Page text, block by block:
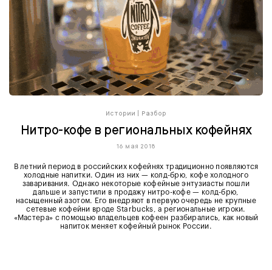
Истории Разбор
Нитро-кофе в региональных кофейнях
16 мая 2018
В летний период в российских кофейнях традиционно появляются
холодные напитки. Один из них — колд-брю, кофе холодного
заваривания. Однако некоторые кофейные энтузиасты пошли
дальше и запустили в продажу нитро-кофе — колд-брю,
насыщенный азотом. Его внедряют в первую очередь не крупные
сетевые кофейни вроде Starbucks, а региональные игроки.
«Мастера» с помощью владельцев кофеен разбирались, как новый
напиток меняет кофейный рынок России.